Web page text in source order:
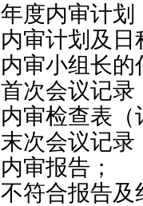
年度内审计划
内审计划及日
内审小组长的
首次会议记录
内审检查表（
末次会议记录
内审报告；
不符合报告及